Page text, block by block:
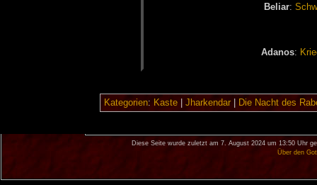
Be­li­ar:
Ad­a­nos:
Kategorien: Kaste| Jharkendar| Die Nacht des
Diese Seite wurde zuletzt am 7. August 2024 um 13:50 Uhr
Über den